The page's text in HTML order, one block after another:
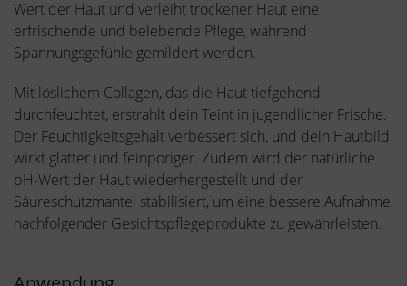
Wert der Haut und verleiht trockener Haut eine
erfrischende und belebende Pflege, während
Spannungsgefühle gemildert werden.
Mit löslichem Collagen, das die Haut tiefgehend
durchfeuchtet, erstrahlt dein Teint in jugendlicher Frische.
Der Feuchtigkeitsgehalt verbessert sich, und dein Hautbild
wirkt glatter und feinporiger. Zudem wird der natürliche
pH-Wert der Haut wiederhergestellt und der
Säureschutzmantel stabilisiert, um eine bessere Aufnahme
nachfolgender Gesichtspflegeprodukte zu gewährleisten.